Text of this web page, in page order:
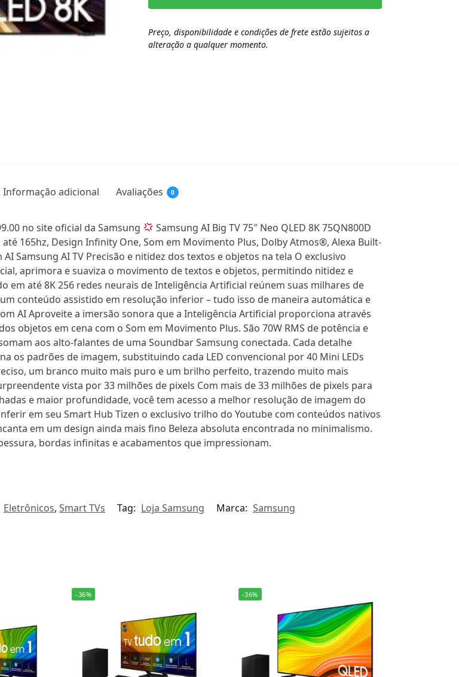
Preço, disponibilidade e condições de frete estão sujeitos a
alteração a qualquer momento.
Informação adicional Avaliações 0
no site oficial da Samsung
Samsung AI Big TV 75″ Neo QLED 8K 75QN800D
165hz, Design Infinity One, Som em Movimento Plus, Dolby Atmos®, Alexa Built-
Samsung AI TV Precisão e nitidez dos textos e objetos na tela O exclusivo
aprimora e suaviza o movimento de textos e objetos, permitindo nitidez e
em até 8K 256 redes neurais de Inteligência Artificial reúnem suas milhares de
conteúdo assistido em resolução inferior – tudo isso de maneira automática e
AI Aproveite a imersão sonora que a Inteligência Artificial proporciona através
objetos em cena com o Som em Movimento Plus. São 70W RMS de potência e
aos alto-falantes de uma Soundbar Samsung conectada. Cada detalhe
os padrões de imagem, substituindo cada LED convencional por 40 Mini LEDs
um branco muito mais puro e um brilho perfeito, trazendo muito mais
vista por 33 milhões de pixels Com mais de 33 milhões de pixels para
e maior profundidade, você tem acesso a melhor resolução de imagem do
em seu Smart Hub Tizen o exclusivo trilho do Youtube com conteúdos nativos
em um design ainda mais fino Beleza absoluta encontrada no minimalismo.
bordas infinitas e acabamentos que impressionam.
Eletrônicos, Smart TVs Tag: Loja Samsung Marca: Samsung
-36% -36%